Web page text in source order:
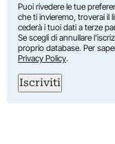
Puoi rivedere le tue
che ti invieremo, troverai il
cederà i tuoi dati a terze
Se scegli di annullare
proprio database. Per
Privacy Policy.
Iscriviti